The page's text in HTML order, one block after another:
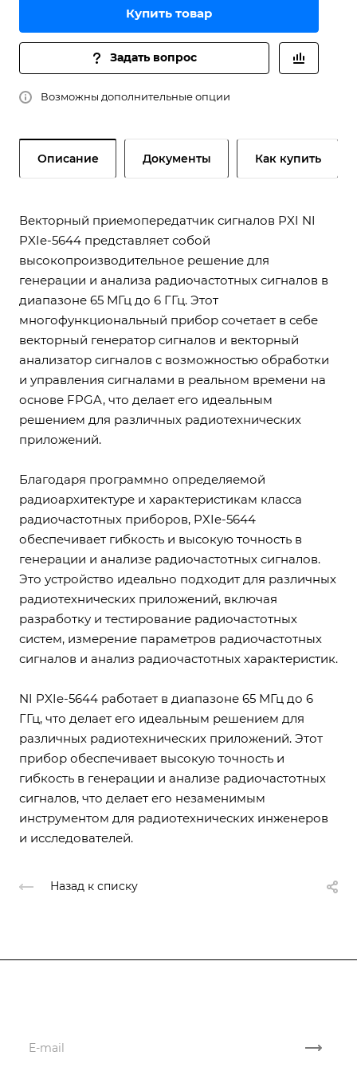
Купить товар
Задать вопрос
Возможны дополнительные опции
Описание Документы Как купить
Векторный приемопередатчик сигналов PXI NI
PXIe-5644 представляет собой
высокопроизводительное решение для
генерации и анализа радиочастотных сигналов в
диапазоне 65 МГц до 6 ГГц. Этот
многофункциональный прибор сочетает в себе
векторный генератор сигналов и векторный
анализатор сигналов с возможностью обработки
и управления сигналами в реальном времени на
основе FPGA, что делает его идеальным
решением для различных радиотехнических
приложений.
Благодаря программно определяемой
радиоархитектуре и характеристикам класса
радиочастотных приборов, PXIe-5644
обеспечивает гибкость и высокую точность в
генерации и анализе радиочастотных сигналов.
Это устройство идеально подходит для различных
радиотехнических приложений, включая
разработку и тестирование радиочастотных
систем, измерение параметров радиочастотных
сигналов и анализ радиочастотных характеристик.
NI PXIe-5644 работает в диапазоне 65 МГц до 6
ГГц, что делает его идеальным решением для
различных радиотехнических приложений. Этот
прибор обеспечивает высокую точность и
гибкость в генерации и анализе радиочастотных
сигналов, что делает его незаменимым
инструментом для радиотехнических инженеров
и исследователей.
Назад к списку